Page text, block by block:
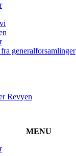
generalforsamlinger
Revyen
MENU